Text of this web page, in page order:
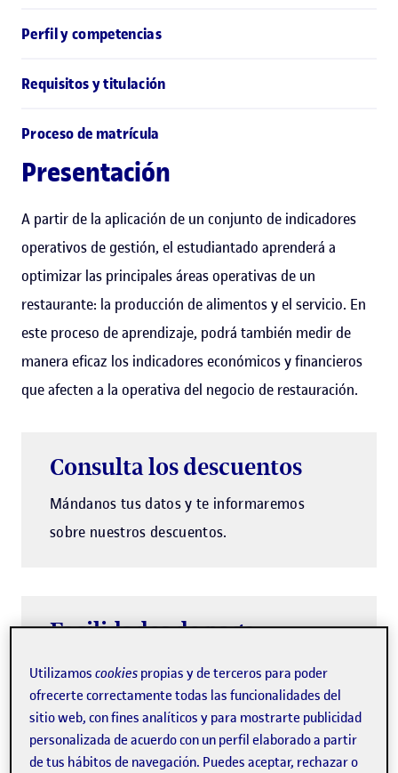
Perfil y competencias
Requisitos y titulación
Proceso de matrícula
Presentación
A partir de la aplicación de un conjunto de indicadores
operativos de gestión, el estudiantado aprenderá a
optimizar las principales áreas operativas de un
restaurante: la producción de alimentos y el servicio. En
este proceso de aprendizaje, podrá también medir de
manera eficaz los indicadores económicos y financieros
que afecten a la operativa del negocio de restauración.
Consulta los descuentos
Mándanos tus datos y te informaremos
sobre nuestros descuentos.
Facilidades de pago
Ahora, puedes fraccionar en cuotas tu
curso. ¡Consúltanos las condiciones!
Utilizamoscookies propias y de terceros para poder
ofrecerte correctamente todas las funcionalidades del
sitio web, con fines analíticos y para mostrarte publicidad
personalizada de acuerdo con un perfil elaborado a partir
de tus hábitos de navegación. Puedes aceptar, rechazar o